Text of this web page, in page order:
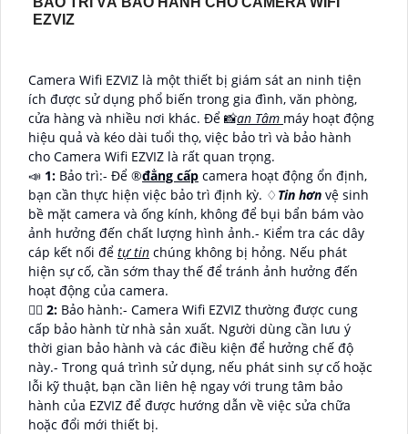
EZVIZ
Camera Wifi EZVIZ là một thiết bị giám sát an ninh tiện
ích được sử dụng phổ biến trong gia đình, văn phòng,
cửa hàng và nhiều nơi khác. Để 📸an Tâm máy hoạt động
hiệu quả và kéo dài tuổi thọ, việc bảo trì và bảo hành
cho Camera Wifi EZVIZ là rất quan trọng.
📣 1: Bảo trì:- Để ®️đẳng cấp camera hoạt động ổn định,
bạn cần thực hiện việc bảo trì định kỳ. ♢ Tin hơn vệ sinh
bề mặt camera và ống kính, không để bụi bẩn bám vào
ảnh hưởng đến chất lượng hình ảnh.- Kiểm tra các dây
cáp kết nối để tự tin chúng không bị hỏng. Nếu phát
hiện sự cố, cần sớm thay thế để tránh ảnh hưởng đến
hoạt động của camera.
🙆‍♀️ 2: Bảo hành:- Camera Wifi EZVIZ thường được cung
cấp bảo hành từ nhà sản xuất. Người dùng cần lưu ý
thời gian bảo hành và các điều kiện để hưởng chế độ
này.- Trong quá trình sử dụng, nếu phát sinh sự cố hoặc
lỗi kỹ thuật, bạn cần liên hệ ngay với trung tâm bảo
hành của EZVIZ để được hướng dẫn về việc sửa chữa
hoặc đổi mới thiết bị.